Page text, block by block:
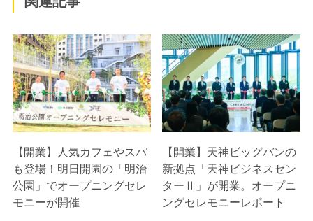
【開業】人気カフェやスパ
も登場！明日開園の「明治
公園」でオープニングセレ
モニーが開催
【開業】天神ビッグバンの
新拠点「天神ビジネスセン
ターⅡ」が開業。オープニ
ングセレモニーレポート